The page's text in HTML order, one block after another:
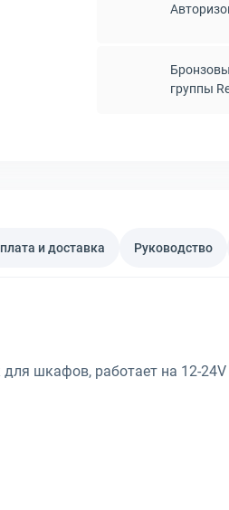
группы
и доставка Руководство
шкафов, работает на 12-